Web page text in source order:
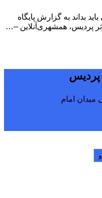
بداند به گزارش پایگاه
پردیس، همشهری‌آنلاین –…
پردیس